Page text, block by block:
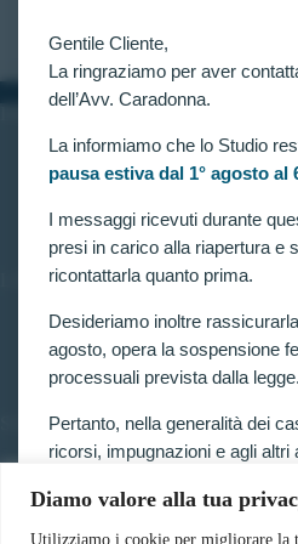
Diamo valore alla tua
Utilizziamo i cookie per migliorare la
Gentile Cliente,
La ringraziamo per aver
dell’Avv. Caradonna.
La informiamo che lo Studio
pausa estiva dal 1° agosto
I messaggi ricevuti durante
presi in carico alla riapertura e
ricontattarla quanto prima.
Desideriamo inoltre
agosto, opera la sospensione
processuali prevista dalla legge.
Pertanto, nella generalità dei
ricorsi, impugnazioni e agli altri
sospesi.
Home
Chi siamo
LINK UTILI
Prenota consulenza
Privacy e Cookie Policy
SERVIZI
Forze armate e polizia
Concorsi pubblici
Pubblico impiego